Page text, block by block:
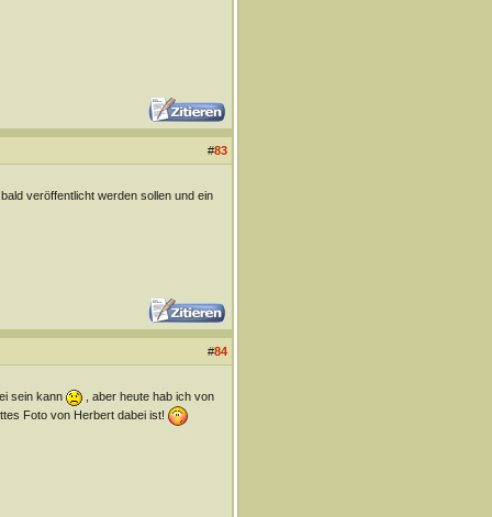
#83
veröffentlicht werden sollen und ein
#84
sein kann
, aber heute hab ich von
Foto von Herbert dabei ist!